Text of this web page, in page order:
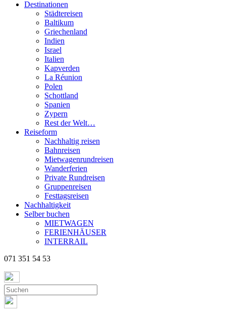
Destinationen
Städtereisen
Baltikum
Griechenland
Indien
Israel
Italien
Kapverden
La Réunion
Polen
Schottland
Spanien
Zypern
Rest der Welt…
Reiseform
Nachhaltig reisen
Bahnreisen
Mietwagenrundreisen
Wanderferien
Private Rundreisen
Gruppenreisen
Festtagsreisen
Nachhaltigkeit
Selber buchen
MIETWAGEN
FERIENHÄUSER
INTERRAIL
071 351 54 53